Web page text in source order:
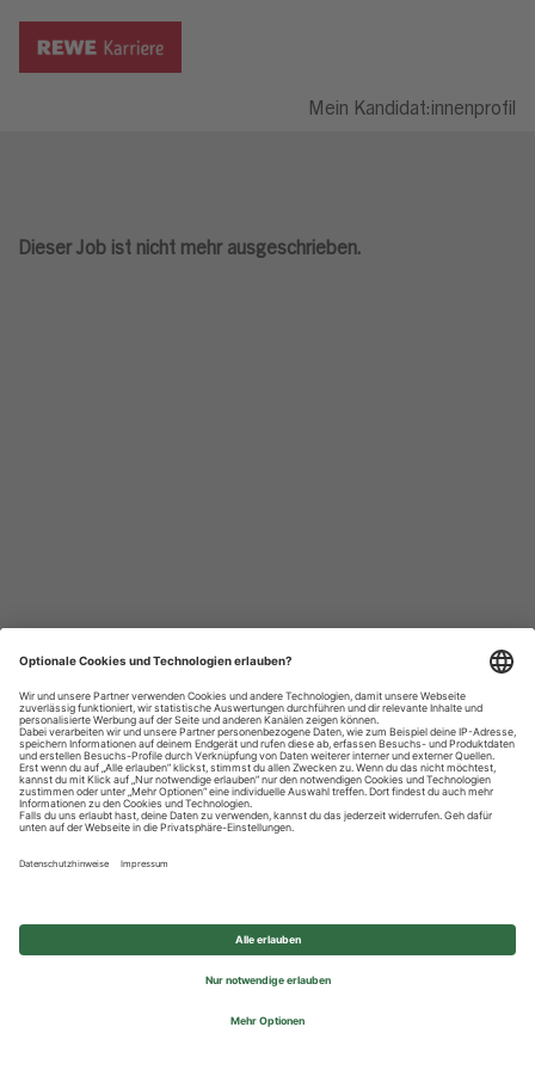
Mein Kandidat:innenprofil
Dieser Job ist nicht mehr ausgeschrieben.
Datenschutzhinweise
Impressum
Privatsphäre-Einstellungen
© 2026 REWE Group - All rights reserved